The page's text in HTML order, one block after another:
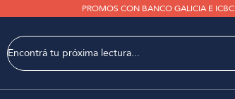
PROMOS CON BANCO GALICIA E ICBC